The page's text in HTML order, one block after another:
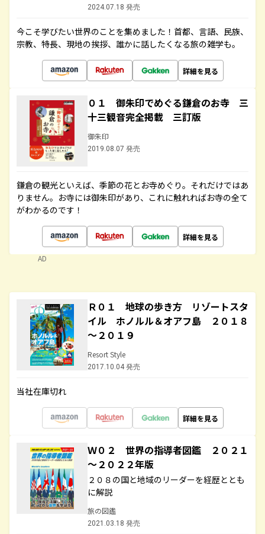
2024.07.18 発売
今こそ学びたい世界のことを集めました！首都、言語、民族、
宗教、特長、現地の挨拶、誰かに話したくなる旅の雑学も。
詳細を見る
０１ 御朱印でめぐる鎌倉のお寺 三
十三観音完全掲載 三訂版
御朱印
2019.08.07 発売
鎌倉の観光といえば、季節の花とお寺めぐり。それだけではあ
りません。お寺には御朱印があり、これに触れればお寺の全て
がわかるのです！
詳細を見る
AD
Ｒ０１ 地球の歩き方 リゾートスタ
イル ホノルル＆オアフ島 ２０１８
～２０１９
Resort Style
2017.10.04 発売
当社在庫切れ
詳細を見る
Ｗ０２ 世界の指導者図鑑 ２０２１
～２０２２年版
２０８の国と地域のリーダーを経歴ととも
に解説
旅の図鑑
2021.03.18 発売